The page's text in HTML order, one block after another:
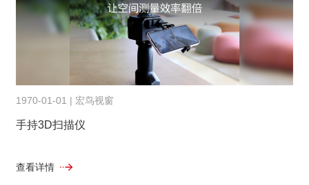
1970-01-01 | 宏鸟视窗
手持3D扫描仪
查看详情